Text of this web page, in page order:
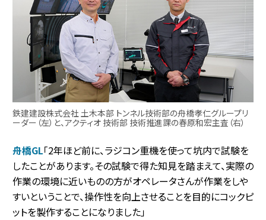
鉄建建設株式会社 土木本部 トンネル技術部の舟橋孝仁グループリ
ーダー（左）と、アクティオ 技術部 技術推進課の春原和宏主査（右）
舟橋GL「2年ほど前に、ラジコン重機を使って坑内で試験を
したことがあります。その試験で得た知見を踏まえて、実際の
作業の環境に近いものの方がオペレータさんが作業をしや
すいということで、操作性を向上させることを目的にコックピ
ットを製作することになりました」